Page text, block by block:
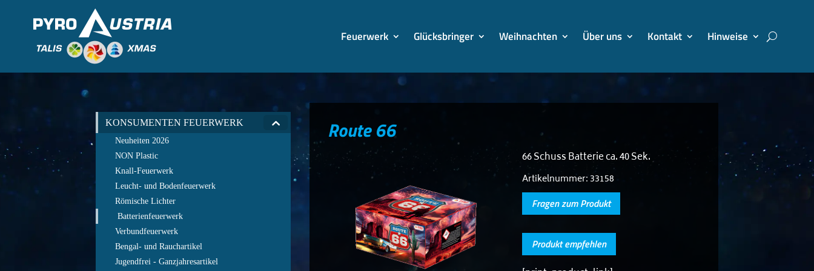
Feuerwerk Glücksbringer Weihnachten Über uns Kontakt Hinweise
KONSUMENTEN FEUERWERK
Neuheiten 2026
NON Plastic
Knall-Feuerwerk
Leucht- und Bodenfeuerwerk
Römische Lichter
Batterienfeuerwerk
Verbundfeuerwerk
Bengal- und Rauchartikel
Jugendfrei - Ganzjahresartikel
Route 66
66 Schuss Batterie ca. 40 Sek.
Artikelnummer: 33158
Fragen zum Produkt
Produkt empfehlen